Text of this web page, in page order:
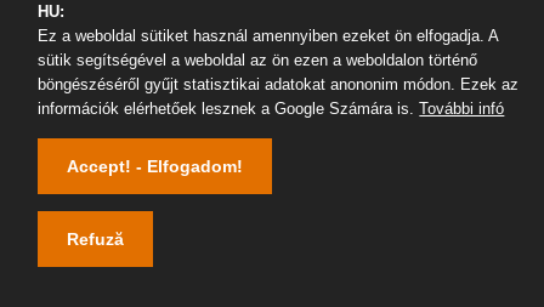
Kari rendezvények
Publikációk
Studia Musica
SOKaDALOM – Zenei tehetségkutató
HU:
Ez a weboldal sütiket használ amennyiben ezeket ön elfogadja. A
sütik segítségével a weboldal az ön ezen a weboldalon történő
böngészéséről gyűjt statisztikai adatokat anononim módon. Ezek az
információk elérhetőek lesznek a Google Számára is.További infó
Accept! - Elfogadom!
Refuză